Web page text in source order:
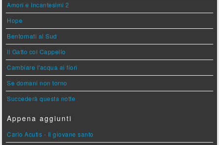
Amori e Incantesimi 2
Hope
Bentornati al Sud
Il Gatto col Cappello
Cambiare l'acqua ai fiori
Se domani non torno
Succederà questa notte
Appena aggiunti
Carlo Acutis - Il giovane santo